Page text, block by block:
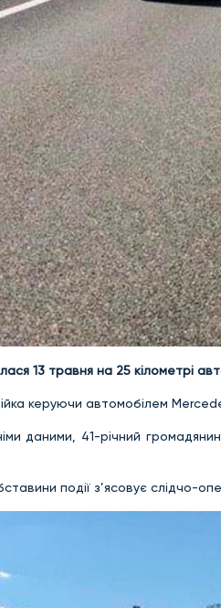
13 травня на 25 кілометрі
керуючи автомобілем
даними, 41-річний
події з’ясовує слідчо-